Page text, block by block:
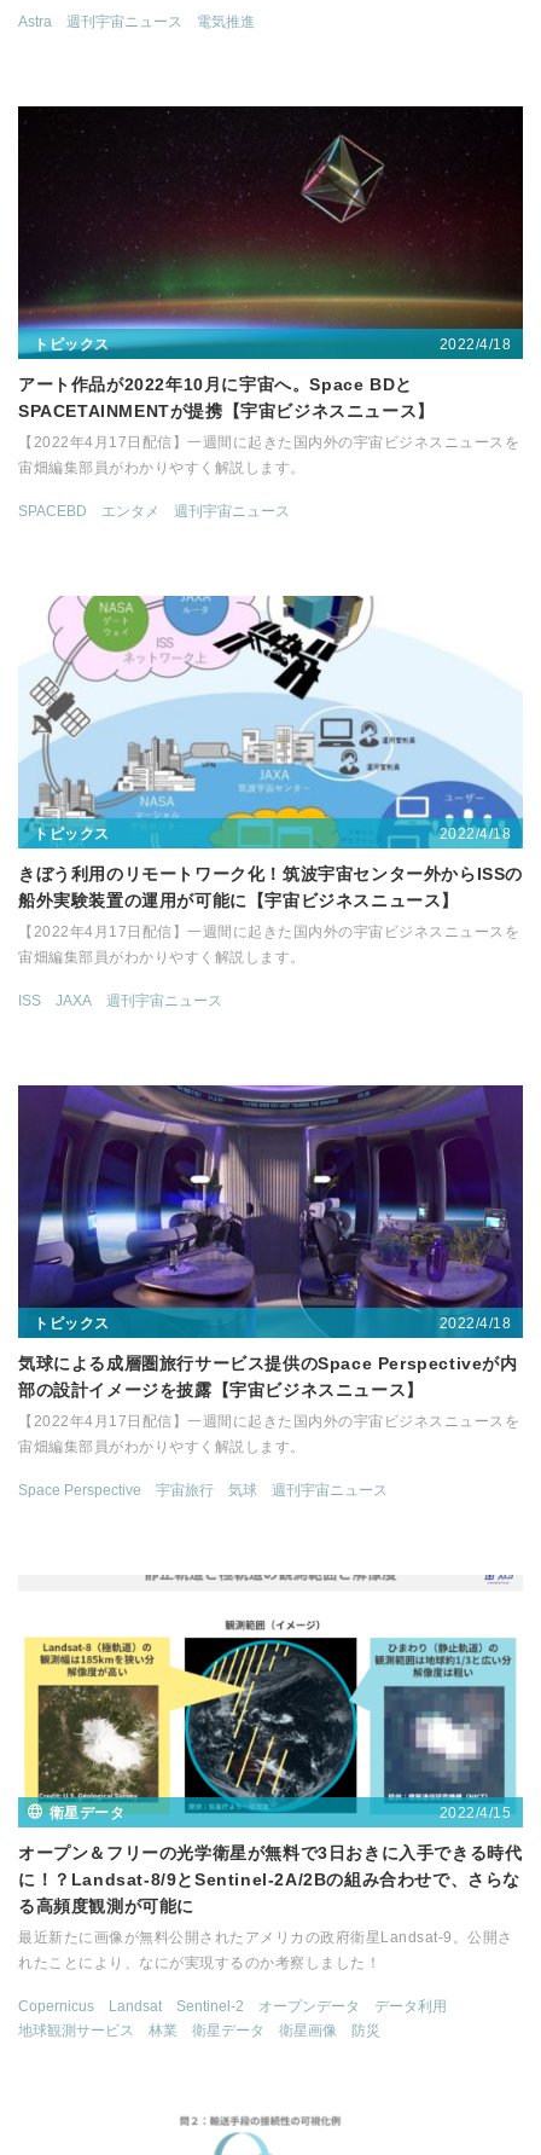
Astra 週刊宇宙ニュース 電気推進
トピックス 2022/4/18
アート作品が2022年10月に宇宙へ。Space BDと
SPACETAINMENTが提携【宇宙ビジネスニュース】
【2022年4月17日配信】一週間に起きた国内外の宇宙ビジネスニュースを
宙畑編集部員がわかりやすく解説します。
SPACEBD エンタメ 週刊宇宙ニュース
トピックス 2022/4/18
きぼう利用のリモートワーク化！筑波宇宙センター外からISSの
船外実験装置の運用が可能に【宇宙ビジネスニュース】
【2022年4月17日配信】一週間に起きた国内外の宇宙ビジネスニュースを
宙畑編集部員がわかりやすく解説します。
ISS JAXA 週刊宇宙ニュース
トピックス 2022/4/18
気球による成層圏旅行サービス提供のSpace Perspectiveが内
部の設計イメージを披露【宇宙ビジネスニュース】
【2022年4月17日配信】一週間に起きた国内外の宇宙ビジネスニュースを
宙畑編集部員がわかりやすく解説します。
Space Perspective 宇宙旅行 気球 週刊宇宙ニュース
衛星データ 2022/4/15
オープン＆フリーの光学衛星が無料で3日おきに入手できる時代
に！？Landsat-8/9とSentinel-2A/2Bの組み合わせで、さらな
る高頻度観測が可能に​​
最近新たに画像が無料公開されたアメリカの政府衛星Landsat-9。公開さ
れたことにより、なにが実現するのか考察しました！
Copernicus Landsat Sentinel-2 オープンデータ
データ利用
地球観測サービス
林業 衛星データ 衛星画像 防災